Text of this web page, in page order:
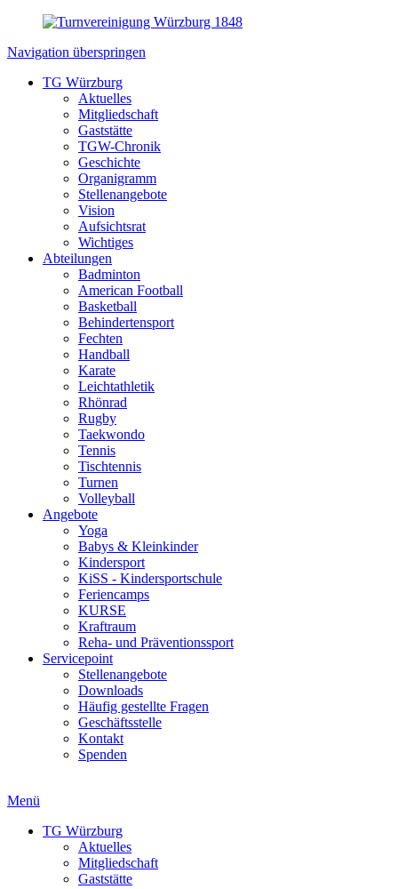
Navigation überspringen
TG Würzburg
Aktuelles
Mitgliedschaft
Gaststätte
TGW-Chronik
Geschichte
Organigramm
Stellenangebote
Vision
Aufsichtsrat
Wichtiges
Abteilungen
Badminton
American Football
Basketball
Behindertensport
Fechten
Handball
Karate
Leichtathletik
Rhönrad
Rugby
Taekwondo
Tennis
Tischtennis
Turnen
Volleyball
Angebote
Yoga
Babys & Kleinkinder
Kindersport
KiSS - Kindersportschule
Feriencamps
KURSE
Kraftraum
Reha- und Präventionssport
Servicepoint
Stellenangebote
Downloads
Häufig gestellte Fragen
Geschäftsstelle
Kontakt
Spenden
Menü
TG Würzburg
Aktuelles
Mitgliedschaft
Gaststätte